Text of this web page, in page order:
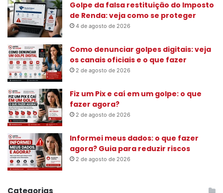
Golpe da falsa restituição do Imposto
de Renda: veja como se proteger
4 de agosto de 2026
Como denunciar golpes digitais: veja
os canais oficiais e o que fazer
2 de agosto de 2026
Fiz um Pix e caí em um golpe: o que
fazer agora?
2 de agosto de 2026
Informei meus dados: o que fazer
agora? Guia para reduzir riscos
2 de agosto de 2026
Categorias